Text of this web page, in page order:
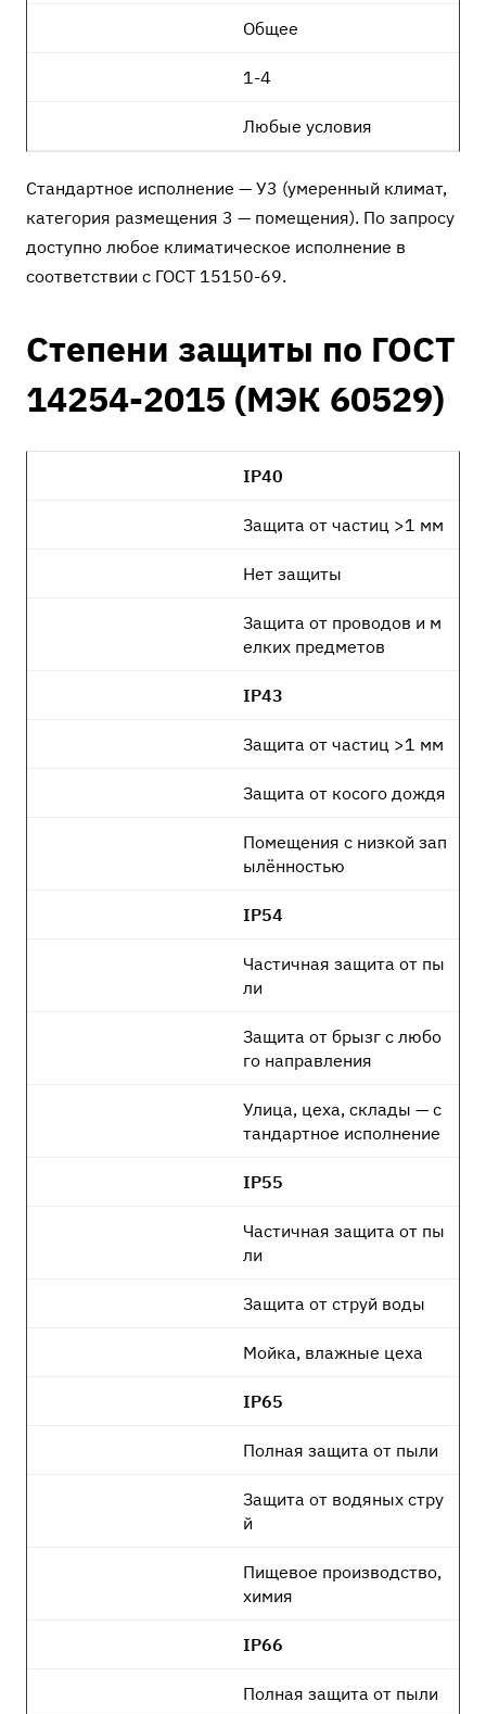
Общее
1-4
Любые условия
Стандартное исполнение — У3 (умеренный климат,
категория размещения 3 — помещения). По запросу
доступно любое климатическое исполнение в
соответствии с ГОСТ 15150-69.
Степени защиты по ГОСТ
14254-2015 (МЭК 60529)
IP40
Защита от частиц >1 мм
Нет защиты
Защита от проводов и м
елких предметов
IP43
Защита от частиц >1 мм
Защита от косого дождя
Помещения с низкой зап
ылённостью
IP54
Частичная защита от пы
ли
Защита от брызг с любо
го направления
Улица, цеха, склады — с
тандартное исполнение
IP55
Частичная защита от пы
ли
Защита от струй воды
Мойка, влажные цеха
IP65
Полная защита от пыли
Защита от водяных стру
й
Пищевое производство,
химия
IP66
Полная защита от пыли